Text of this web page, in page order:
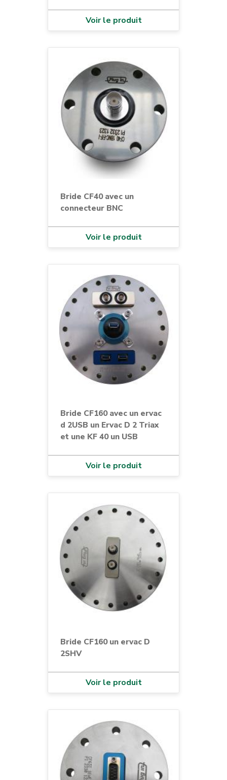
Voir le produit
Bride CF40 avec un
connecteur BNC
Voir le produit
Bride CF160 avec un ervac
d 2USB un Ervac D 2 Triax
et une KF 40 un USB
Voir le produit
Bride CF160 un ervac D
2SHV
Voir le produit